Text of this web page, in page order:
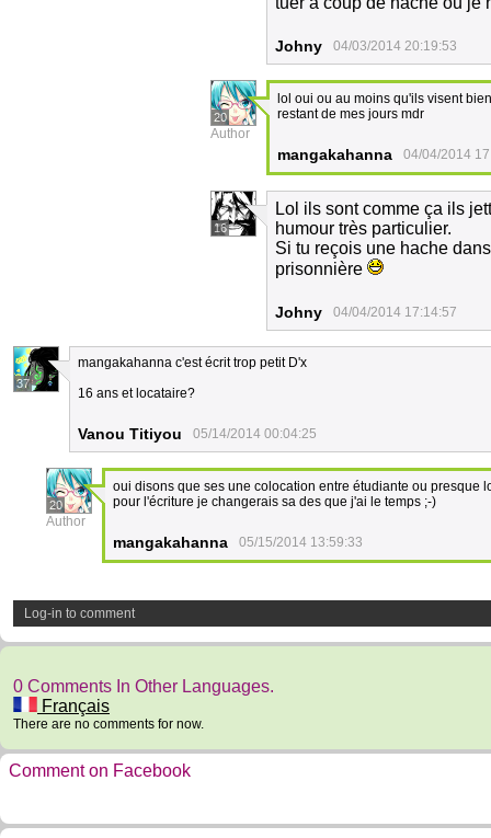
Johny 04/03/2014 20:19:53
20
Author
lol oui ou au moins qu'ils visent
restant de mes jours mdr
mangakahanna 04/04/2014
16
Lol ils sont comme ça ils
humour très particulier.
Si tu reçois une hache
prisonnière
Johny 04/04/2014 17:14:57
37
mangakahanna c'est écrit trop petit D'x
16 ans et locataire?
Vanou Titiyou 05/14/2014 00:04:25
20
Author
oui disons que ses une colocation entre étudiante ou presque
pour l'écriture je changerais sa des que j'ai le temps ;-)
mangakahanna 05/15/2014 13:59:33
Log-in to comment
0 Comments In Other Languages.
Français
There are no comments for now.
Comment on Facebook